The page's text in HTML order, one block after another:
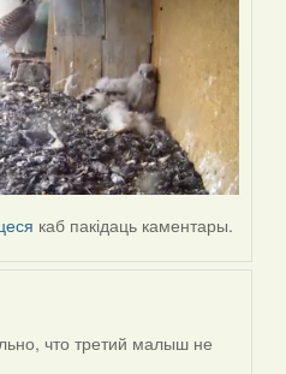
каб пакідаць каментары.
что третий малыш не